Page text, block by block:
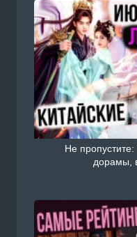
Не
дорамы,